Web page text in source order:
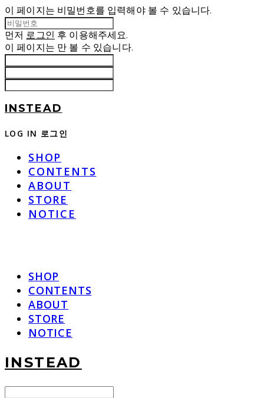
이 페이지는 비밀번호를 입력해야 볼 수 있습니다.
먼저 로그인 후 이용해주세요.
이 페이지는 만 볼 수 있습니다.
INSTEAD
LOG IN 로그인
SHOP
CONTENTS
ABOUT
STORE
NOTICE
SHOP
CONTENTS
ABOUT
STORE
NOTICE
INSTEAD